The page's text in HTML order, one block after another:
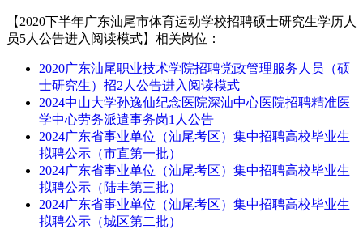
【2020下半年广东汕尾市体育运动学校招聘硕士研究生学历人
员5人公告进入阅读模式】相关岗位：
2020广东汕尾职业技术学院招聘党政管理服务人员（硕
士研究生）招2人公告进入阅读模式
2024中山大学孙逸仙纪念医院深汕中心医院招聘精准医
学中心劳务派遣事务岗1人公告
2024广东省事业单位（汕尾考区）集中招聘高校毕业生
拟聘公示（市直第一批）
2024广东省事业单位（汕尾考区）集中招聘高校毕业生
拟聘公示（陆丰第三批）
2024广东省事业单位（汕尾考区）集中招聘高校毕业生
拟聘公示（城区第二批）